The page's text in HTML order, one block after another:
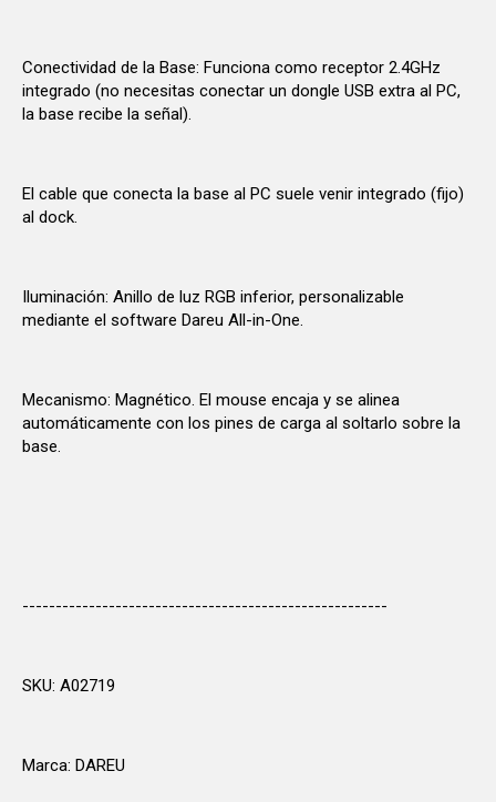
Conectividad de la Base: Funciona como receptor 2.4GHz
integrado (no necesitas conectar un dongle USB extra al PC,
la base recibe la señal).
El cable que conecta la base al PC suele venir integrado (fijo)
al dock.
Iluminación: Anillo de luz RGB inferior, personalizable
mediante el software Dareu All-in-One.
Mecanismo: Magnético. El mouse encaja y se alinea
automáticamente con los pines de carga al soltarlo sobre la
base.
-------------------------------------------------------
SKU: A02719
Marca: DAREU